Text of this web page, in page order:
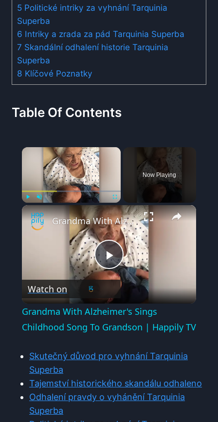
5 Politické intriky za vyhnání Tarquinia
Superba
6 Intriky a zrada za pád Tarquinia Superba
7 Skandální odhalení historie Tarquinia
Superba
8 Klíčové Poznatky
Table Of Contents
×
Fullscreen
Now Playing
×
Play
Video
Grandma With Alzheimer's Sings Childhood Song To Grandson | Happily TV
Watch on
Grandma With Alzheimer's Sings
Childhood Song To Grandson | Happily TV
Skutečný důvod pro vyhnání Tarquinia
Superba
Tajemství historického skandálu odhaleno
Odhalení pravdy o vyhánění Tarquinia
Superba